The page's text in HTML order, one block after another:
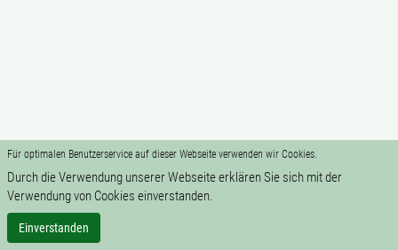
Für optimalen Benutzerservice auf dieser Webseite verwenden wir Cookies.
Durch die Verwendung unserer Webseite erklären Sie sich mit der
Verwendung von Cookies einverstanden.
Einverstanden